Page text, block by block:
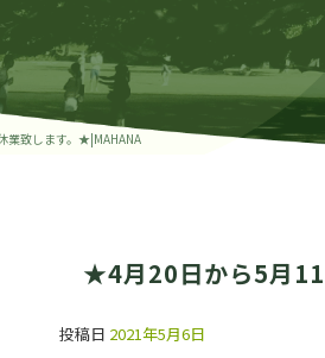
致します。★|MAHANA
★4月20日から5月
投稿日 2021年5月6日